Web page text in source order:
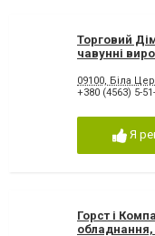
Торговий
чавунні
09100, Біла
+380 (4563) 5-
Я
Горст і
обладнання,